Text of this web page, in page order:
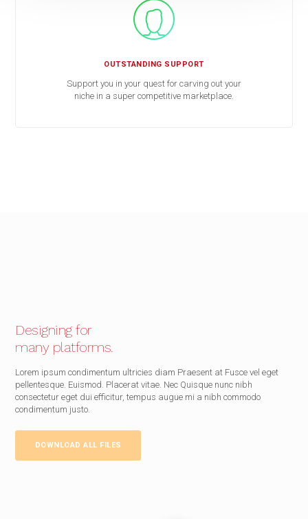
OUTSTANDING SUPPORT
Support you in your quest for carving out your
niche in a super competitive marketplace.
Designing for
many platforms.
Lorem ipsum condimentum ultricies diam Praesent at Fusce vel eget
pellentesque. Euismod. Placerat vitae. Nec Quisque nunc nibh
consectetur eget dui efficitur, tempus augue mi a nibh commodo
condimentum justo.
DOWNLOAD ALL FILES